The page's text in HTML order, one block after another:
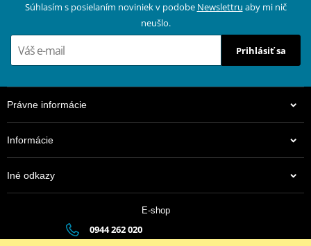
Súhlasím s posielaním noviniek v podobe Newslettru aby mi nič
neušlo.
Prihlásiť sa
Právne informácie
Informácie
Iné odkazy
E-shop
0944 262 020